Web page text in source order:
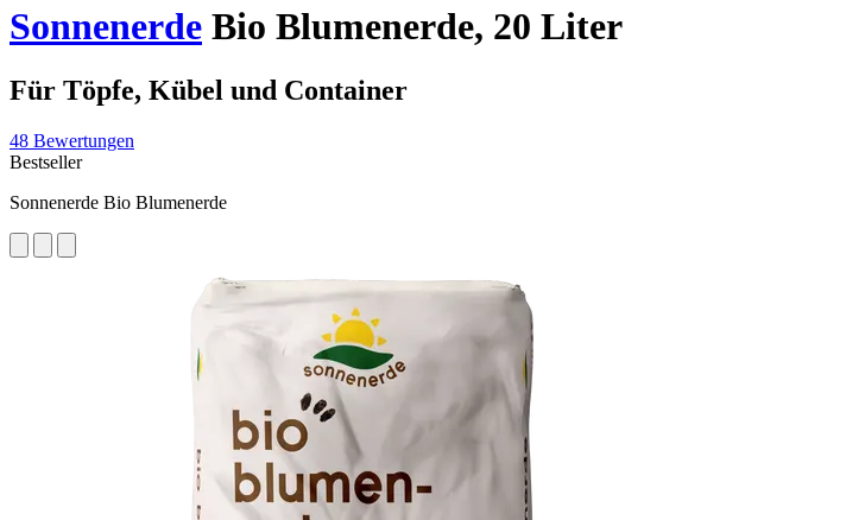
Sonnenerde Bio Blumenerde, 20 Liter
Für Töpfe, Kübel und Container
48 Bewertungen
Bestseller
Sonnenerde Bio Blumenerde